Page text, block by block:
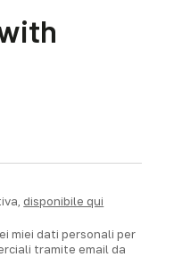
disponibile qui
miei dati personali per
tramite email da